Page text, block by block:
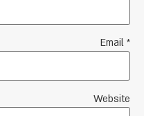
Email *
Website